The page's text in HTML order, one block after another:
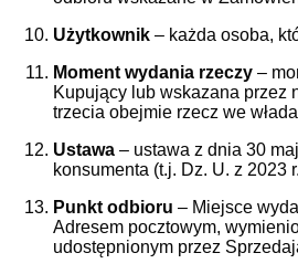
Użytkownik – każda osoba,
Moment wydania rzeczy –
Kupujący lub wskazana przez
trzecia obejmie rzecz we
Ustawa – ustawa z dnia 30
konsumenta (t.j. Dz. U. z 2023
Punkt odbioru – Miejsce
Adresem pocztowym,
udostępnionym przez